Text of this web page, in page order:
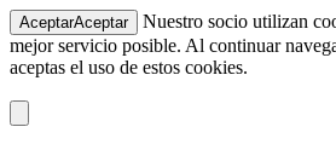
AceptarAceptar
Nuestro socio utilizan
mejor servicio posible. Al continuar
aceptas el uso de estos cookies.